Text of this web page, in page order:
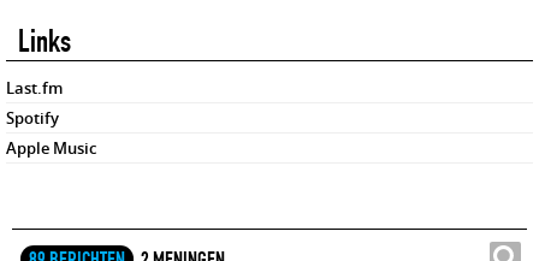
Links
Last.fm
Spotify
Apple Music